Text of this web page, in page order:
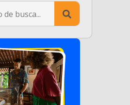
Search
for: